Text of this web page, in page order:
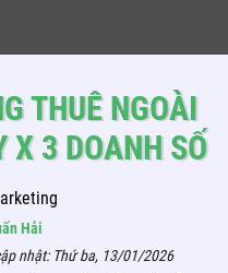
THUÊ NGOÀI
X 3 DOANH SỐ
Hải
nhật: Thứ ba, 13/01/2026